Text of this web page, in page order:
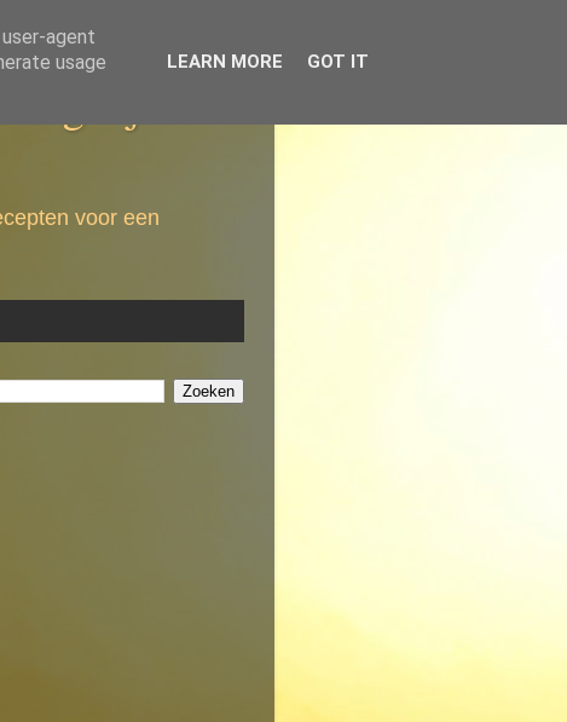
voor een
agent
usage
LEARN MORE GOT IT